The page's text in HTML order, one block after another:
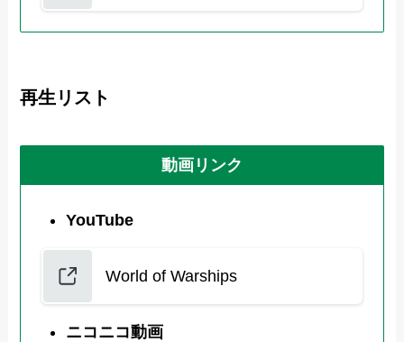
再生リスト
動画リンク
YouTube
World of Warships
ニコニコ動画